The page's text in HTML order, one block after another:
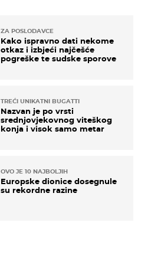
ZA POSLODAVCE
Kako ispravno dati nekome
otkaz i izbjeći najčešće
pogreške te sudske sporove
TREĆI UNIKATNI BUGATTI
Nazvan je po vrsti
srednjovjekovnog viteškog
konja i visok samo metar
OVO JE 10 NAJBOLJIH
Europske dionice dosegnule
su rekordne razine